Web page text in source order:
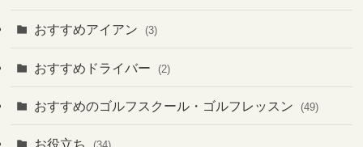
おすすめアイアン (3)
おすすめドライバー (2)
おすすめのゴルフスクール・ゴルフレッスン (49)
お役立ち